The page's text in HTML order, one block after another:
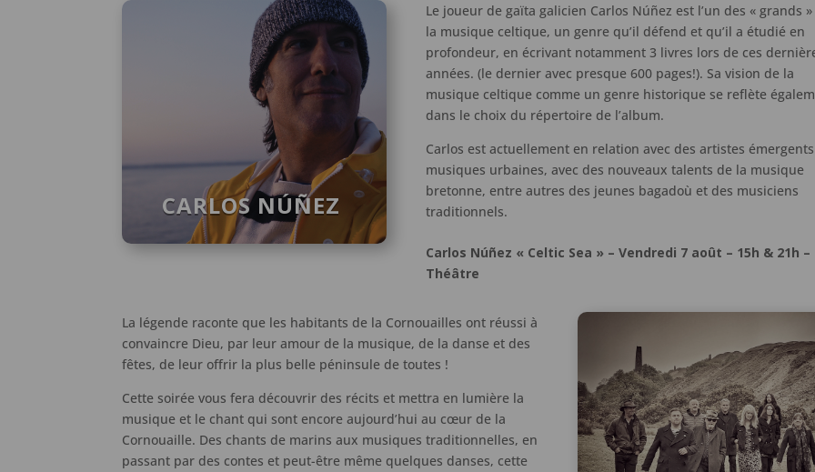
CARLOS NÚÑEZ
Le joueur de gaïta galicien Carlos Núñez est l’un des « grands
la musique celtique, un genre qu’il défend et qu’il a étudié en
profondeur, en écrivant notamment 3 livres lors de ces
années. (le dernier avec presque 600 pages!). Sa vision de la
musique celtique comme un genre historique se reflète
dans le choix du répertoire de l’album.
Carlos est actuellement en relation avec des artistes
musiques urbaines, avec des nouveaux talents de la musique
bretonne, entre autres des jeunes bagadoù et des musiciens
traditionnels.
Carlos Núñez « Celtic Sea » – Vendredi 7 août – 15h & 21h –
Théâtre
La légende raconte que les habitants de la Cornouailles ont réussi à
convaincre Dieu, par leur amour de la musique, de la danse et des
fêtes, de leur offrir la plus belle péninsule de toutes !
Cette soirée vous fera découvrir des récits et mettra en lumière la
musique et le chant qui sont encore aujourd’hui au cœur de la
Cornouaille. Des chants de marins aux musiques traditionnelles, en
passant par des contes et peut-être même quelques danses, cette